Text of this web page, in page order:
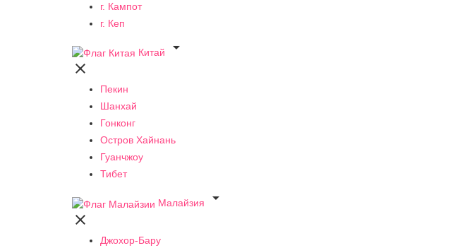
г. Кампот
г. Кеп
Китай


Пекин
Шанхай
Гонконг
Остров Хайнань
Гуанчжоу
Тибет
Малайзия


Джохор-Бару